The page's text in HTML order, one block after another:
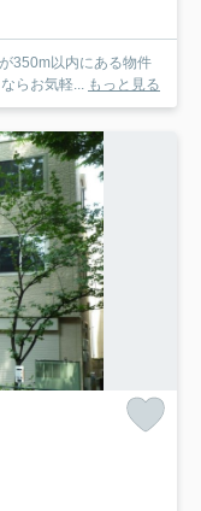
350m以内にある物件
らお気軽...
もっと見る